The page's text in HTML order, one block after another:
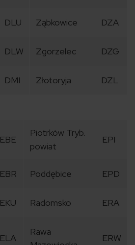
DLU Ząbkowice DZA
DLW Zgorzelec DZG
DMI Złotoryja DZL
EBE
Piotrków Tryb.
powiat
EPI
EBR Poddębice EPD
EKU Radomsko ERA
ELA
Rawa
ERW